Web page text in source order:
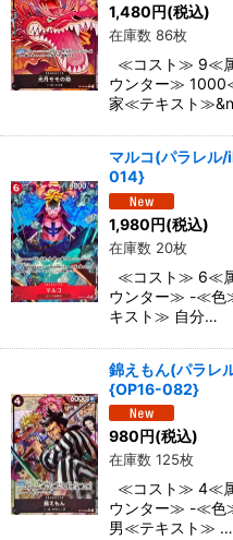
1,480円(税込)
在庫数 86枚
≪コスト≫ 9≪
ウンター≫
家≪テキスト
マルコ(パラレル
014}
1,980円(税込)
在庫数 20枚
≪コスト≫ 6≪
ウンター≫ -≪色
キスト≫ 自分…
錦えもん(パラレ
{OP16-082}
980円(税込)
在庫数 125枚
≪コスト≫ 4≪
ウンター≫ -≪色
男≪テキスト≫ …